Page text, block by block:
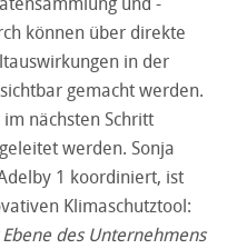
können über direkte
in der
gemacht werden.
nächsten Schritt
werden. Sonja
1 koordiniert, ist
Klimaschutztool:
des Unternehmens